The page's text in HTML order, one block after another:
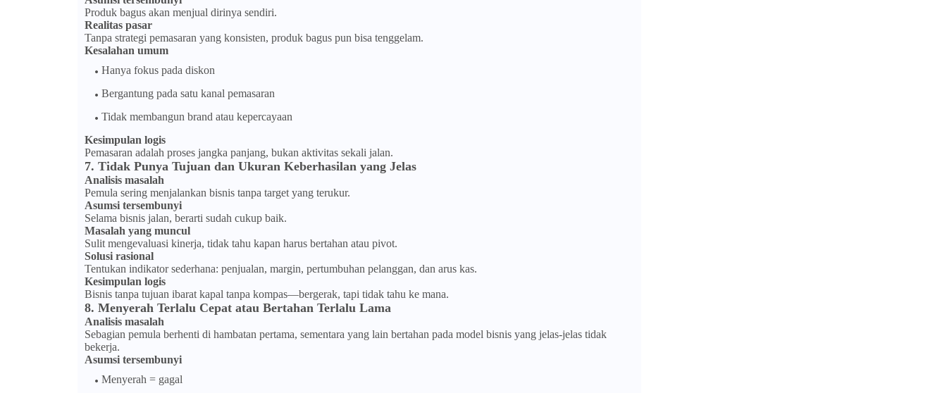
Produk bagus akan menjual dirinya sendiri.
Realitas pasar
Tanpa strategi pemasaran yang konsisten, produk bagus pun bisa tenggelam.
Kesalahan umum
Hanya fokus pada diskon
Bergantung pada satu kanal pemasaran
Tidak membangun brand atau kepercayaan
Kesimpulan logis
Pemasaran adalah proses jangka panjang, bukan aktivitas sekali jalan.
7. Tidak Punya Tujuan dan Ukuran Keberhasilan yang Jelas
Analisis masalah
Pemula sering menjalankan bisnis tanpa target yang terukur.
Asumsi tersembunyi
Selama bisnis jalan, berarti sudah cukup baik.
Masalah yang muncul
Sulit mengevaluasi kinerja, tidak tahu kapan harus bertahan atau pivot.
Solusi rasional
Tentukan indikator sederhana: penjualan, margin, pertumbuhan pelanggan, dan arus kas.
Kesimpulan logis
Bisnis tanpa tujuan ibarat kapal tanpa kompas—bergerak, tapi tidak tahu ke mana.
8. Menyerah Terlalu Cepat atau Bertahan Terlalu Lama
Analisis masalah
Sebagian pemula berhenti di hambatan pertama, sementara yang lain bertahan pada model bisnis yang jelas-jelas tidak
bekerja.
Asumsi tersembunyi
Menyerah = gagal